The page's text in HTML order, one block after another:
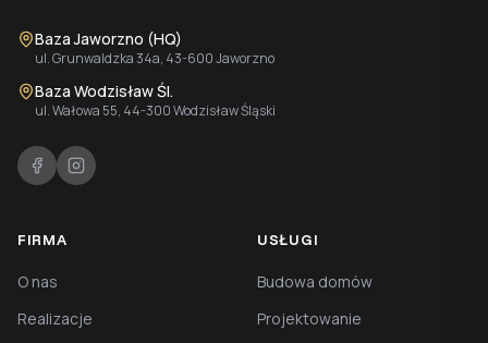
Baza Jaworzno (HQ)
ul. Grunwaldzka 34a, 43-600 Jaworzno
Baza Wodzisław Śl.
ul. Wałowa 55, 44-300 Wodzisław Śląski
FIRMA
O nas
Realizacje
USŁUGI
Budowa domów
Projektowanie